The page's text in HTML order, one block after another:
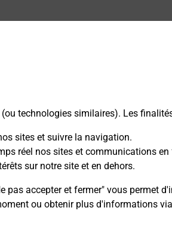
technologies similaires). Les
sites et suivre la navigation.
réel nos sites et communications
sur notre site et en dehors.
accepter et fermer" vous permet
ou obtenir plus d'informations via
qu’est ce que c’est
?
?